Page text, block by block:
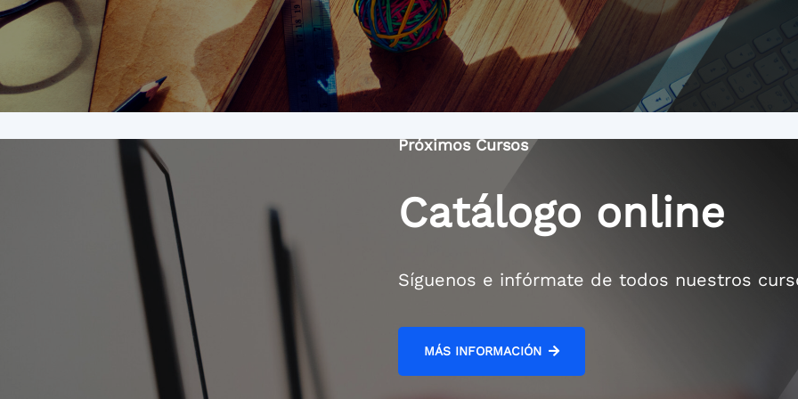
Próximos Cursos
Catálogo online
Síguenos e infórmate de todos nuestros
MÁS INFORMACIÓN